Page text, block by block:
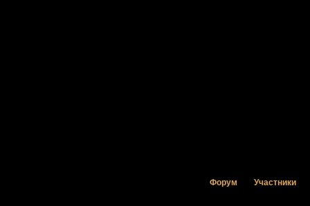
Форум Участники